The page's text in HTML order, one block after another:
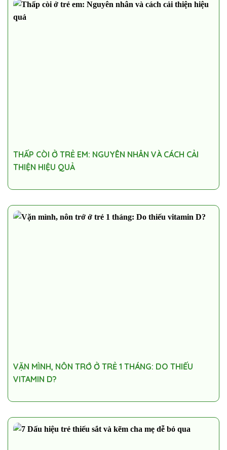
THẤP CÒI Ở TRẺ EM: NGUYÊN NHÂN VÀ CÁCH CẢI
THIỆN HIỆU QUẢ
VẶN MÌNH, NÔN TRỚ Ở TRẺ 1 THÁNG: DO THIẾU
VITAMIN D?